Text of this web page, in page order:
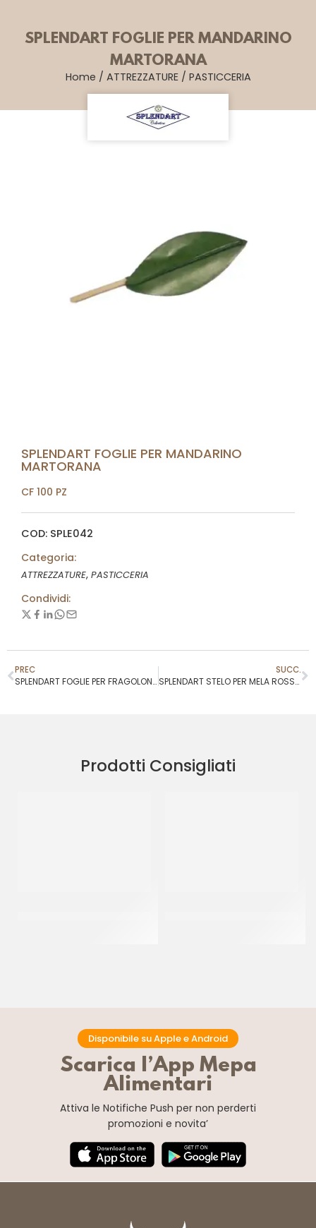
SPLENDART FOGLIE PER MANDARINO
MARTORANA
Home / ATTREZZATURE/ PASTICCERIA
SPLENDART FOGLIE PER MANDARINO
MARTORANA
CF 100 PZ
COD: SPLE042
Categoria:
ATTREZZATURE, PASTICCERIA
Condividi:
PREC
SPLENDART FOGLIE PER FRAGOLONE MARTORANA
SUCC.
SPLENDART STELO PER MELA ROSSA MARTORANA
Prodotti Consigliati
Disponibile su Apple e Android
Scarica l’App Mepa
Alimentari
Attiva le Notifiche Push per non perderti
promozioni e novita’